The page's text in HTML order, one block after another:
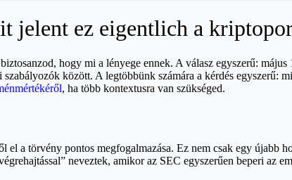
jelent ez eigentlich a
hogy mi a lényege ennek. A válasz egyszerű:
között. A legtöbbünk számára a kérdés egyszerű:
, ha több kontextusra van szükséged.
el a törvény pontos megfogalmazása. Ez nem csak egy újabb
neveztek, amikor az SEC egyszerűen beperi az